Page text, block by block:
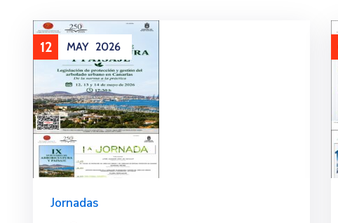
12 MAY 2026
Jornadas